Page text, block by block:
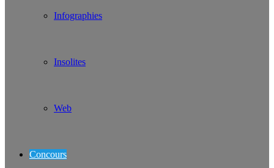
Infographies
Insolites
Web
Concours